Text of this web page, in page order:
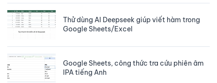
Thử dùng AI Deepseek giúp viết hàm trong
Google Sheets/Excel
Google Sheets, công thức tra cứu phiên âm
IPA tiếng Anh